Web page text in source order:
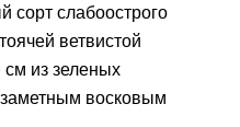
сорт слабоострого
ветвистой
см из зеленых
восковым